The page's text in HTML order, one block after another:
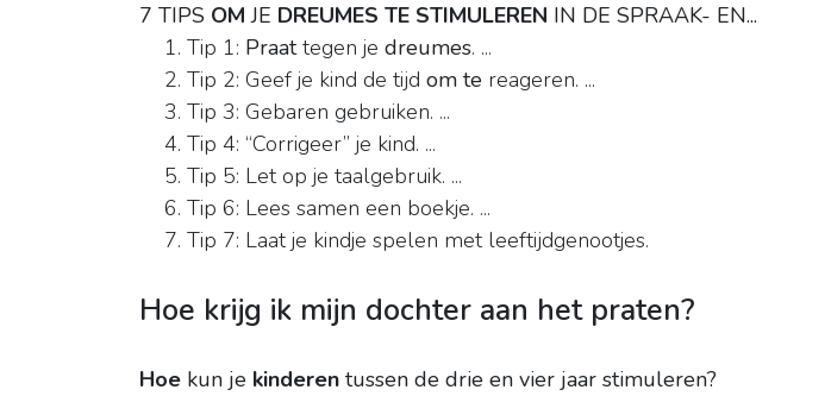
7 TIPS OM JE DREUMES TE STIMULEREN IN DE SPRAAK- EN...
Tip 1: Praattegen je dreumes. ...
Tip 2: Geef je kind de tijd om te reageren. ...
Tip 3: Gebaren gebruiken. ...
Tip 4: “Corrigeer” je kind. ...
Tip 5: Let op je taalgebruik. ...
Tip 6: Lees samen een boekje. ...
Tip 7: Laat je kindje spelen met leeftijdgenootjes.
Hoe krijg ik mijn dochter aan het praten?
Hoe kun je kinderen tussen de drie en vier jaar stimuleren?